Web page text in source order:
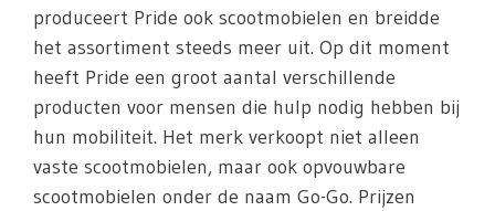
produceert Pride ook scootmobielen en breidde
het assortiment steeds meer uit. Op dit moment
heeft Pride een groot aantal verschillende
producten voor mensen die hulp nodig hebben bij
hun mobiliteit. Het merk verkoopt niet alleen
vaste scootmobielen, maar ook opvouwbare
scootmobielen onder de naam Go-Go. Prijzen